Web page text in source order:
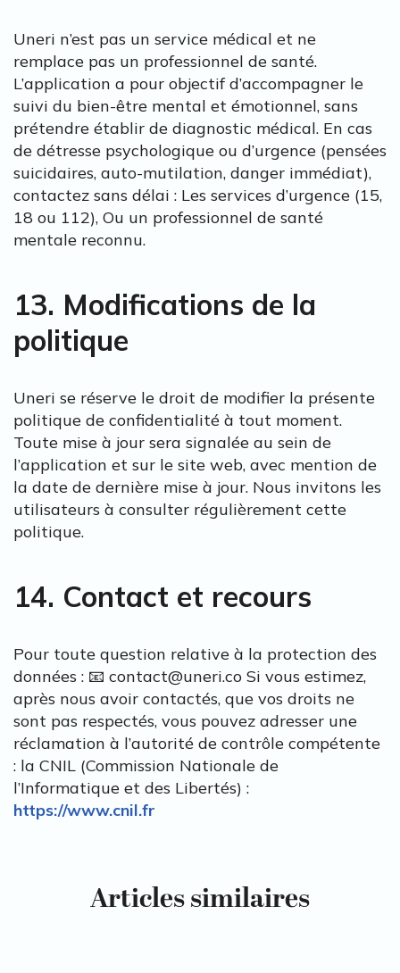
Uneri n’est pas un service médical et ne
remplace pas un professionnel de santé.
L’application a pour objectif d’accompagner le
suivi du bien-être mental et émotionnel, sans
prétendre établir de diagnostic médical. En cas
de détresse psychologique ou d’urgence (pensées
suicidaires, auto-mutilation, danger immédiat),
contactez sans délai : Les services d’urgence (15,
18 ou 112), Ou un professionnel de santé
mentale reconnu.
13. Modifications de la
politique
Uneri se réserve le droit de modifier la présente
politique de confidentialité à tout moment.
Toute mise à jour sera signalée au sein de
l’application et sur le site web, avec mention de
la date de dernière mise à jour. Nous invitons les
utilisateurs à consulter régulièrement cette
politique.
14. Contact et recours
Pour toute question relative à la protection des
données : 📧 contact@uneri.co Si vous estimez,
après nous avoir contactés, que vos droits ne
sont pas respectés, vous pouvez adresser une
réclamation à l’autorité de contrôle compétente
: la CNIL (Commission Nationale de
l’Informatique et des Libertés) :
https://www.cnil.fr
Articles similaires